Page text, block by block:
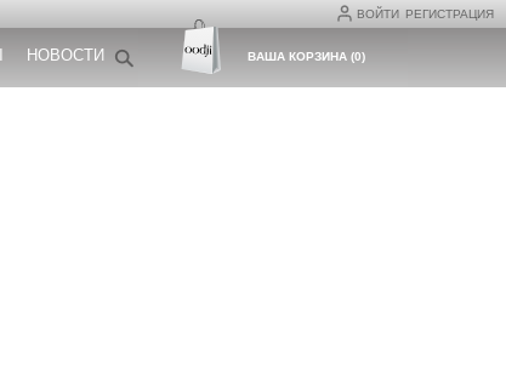
ВОЙТИ РЕГИСТРАЦИЯ
НОВОСТИ ВАША КОРЗИНА(0)